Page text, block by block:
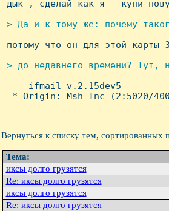
дык , сделай как я - купи
> Да и к тому же: почему
потому что он для этой карты
> до недавнего времени? Тут,
--- ifmail v.2.15dev5
* Origin: Msh Inc (2:5020/
Вернуться к списку тем, сортированных
Тема:
иксы долго грузятся
Re: иксы долго грузятся
иксы долго грузятся
Re: иксы долго грузятся